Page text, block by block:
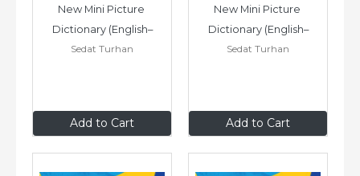
Add to Cart
New Mini Picture
Dictionary (English–
Turkish)
Sedat Turhan
$9.99 Add to Cart
New Mini Picture
Dictionary (English–
Spanish)
Sedat Turhan
$9.99